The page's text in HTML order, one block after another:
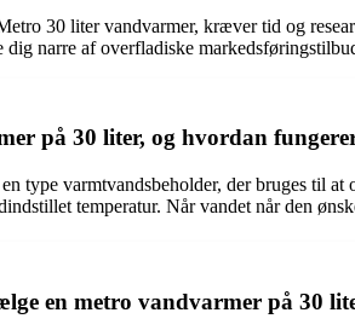
30 liter vandvarmer, kræver tid og
narre af overfladiske
på 30 liter, og hvordan
type varmtvandsbeholder, der bruges til
temperatur. Når vandet når den
en metro vandvarmer på 30